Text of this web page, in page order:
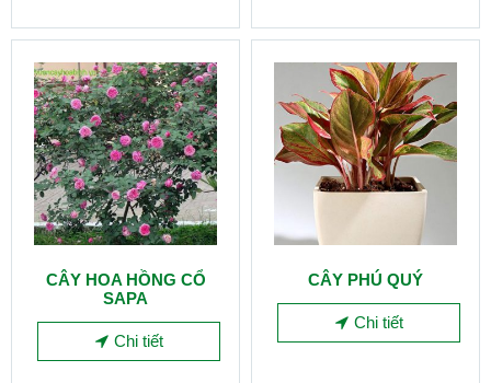
CÂY HOA HỒNG CỔ
SAPA
Chi tiết
CÂY PHÚ QUÝ
Chi tiết